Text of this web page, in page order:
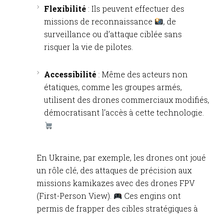
Flexibilité : Ils peuvent effectuer des
missions de reconnaissance
, de
surveillance ou d’attaque ciblée sans
risquer la vie de pilotes.
Accessibilité : Même des acteurs non
étatiques, comme les groupes armés,
utilisent des drones commerciaux modifiés,
démocratisant l’accès à cette technologie.
En Ukraine, par exemple, les drones ont joué
un rôle clé, des attaques de précision aux
missions kamikazes avec des drones FPV
(First-Person View).
Ces engins ont
permis de frapper des cibles stratégiques à